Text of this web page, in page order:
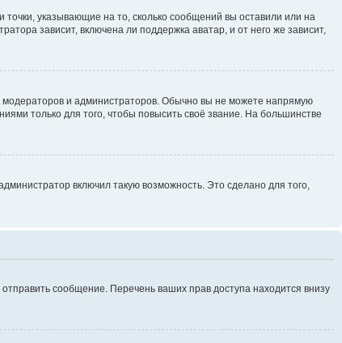
точки, указывающие на то, сколько сообщений вы оставили или на
зависит, включена ли поддержка аватар, и от него же зависит,
и администраторов. Обычно вы не можете напрямую
только для того, чтобы повысить своё звание. На большинстве
включил такую возможность. Это сделано для того,
сообщение. Перечень ваших прав доступа находится внизу